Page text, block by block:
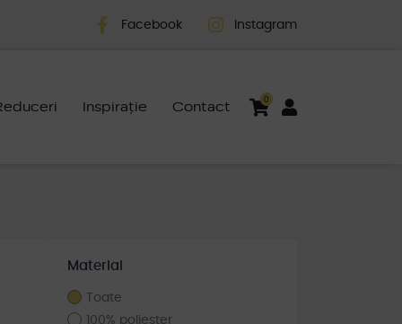
Facebook Instagram
Inspirație Contact 0
Material
Toate
100% poliester